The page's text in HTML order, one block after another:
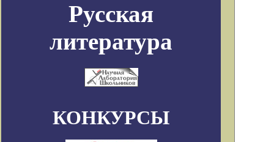
Русская
литература
КОНКУРСЫ